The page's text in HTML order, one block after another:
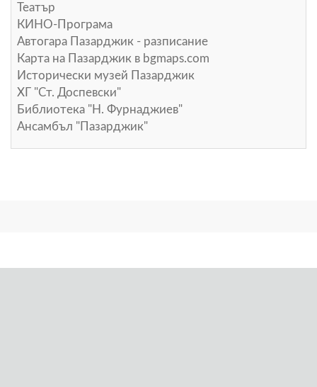
Театър
КИНО-Програма
Автогара Пазарджик - разписание
Карта на Пазарджик в bgmaps.com
Исторически музей Пазарджик
ХГ "Ст. Доспевски"
Библиотека "Н. Фурнаджиев"
Ансамбъл "Пазарджик"